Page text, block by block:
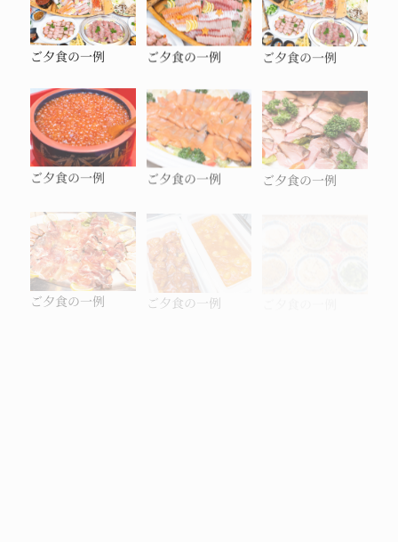
ご夕食の一例 ご夕食の一例 ご夕食の一例
ご夕食の一例 ご夕食の一例 ご夕食の一例
ご夕食の一例 ご夕食の一例